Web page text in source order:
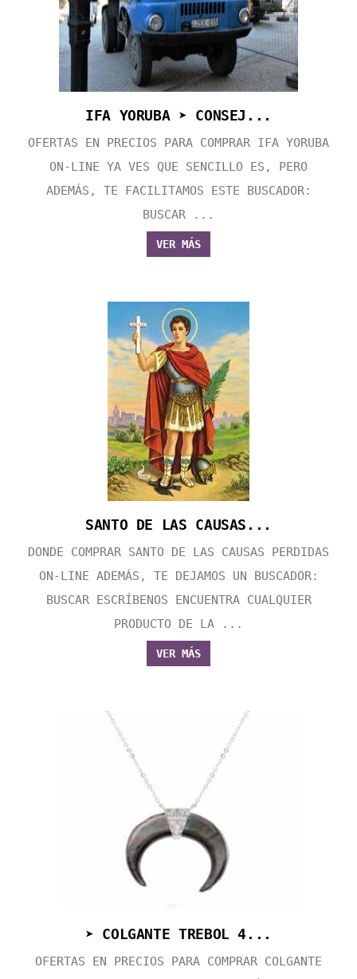
IFA YORUBA ➤ CONSEJ...
OFERTAS EN PRECIOS PARA COMPRAR IFA YORUBA
ON-LINE YA VES QUE SENCILLO ES, PERO
ADEMÁS, TE FACILITAMOS ESTE BUSCADOR:
BUSCAR ...
VER MÁS
SANTO DE LAS CAUSAS...
DONDE COMPRAR SANTO DE LAS CAUSAS PERDIDAS
ON-LINE ADEMÁS, TE DEJAMOS UN BUSCADOR:
BUSCAR ESCRÍBENOS ENCUENTRA CUALQUIER
PRODUCTO DE LA ...
VER MÁS
➤ COLGANTE TREBOL 4...
OFERTAS EN PRECIOS PARA COMPRAR COLGANTE